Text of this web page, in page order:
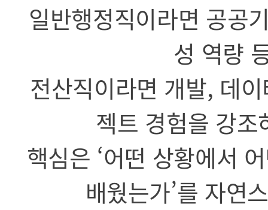
일반행정직이라면 공공
성 역량
전산직이라면 개발, 데
젝트 경험을 강
핵심은 ‘어떤 상황에서
배웠는가’를 자연